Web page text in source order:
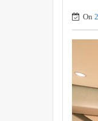
On